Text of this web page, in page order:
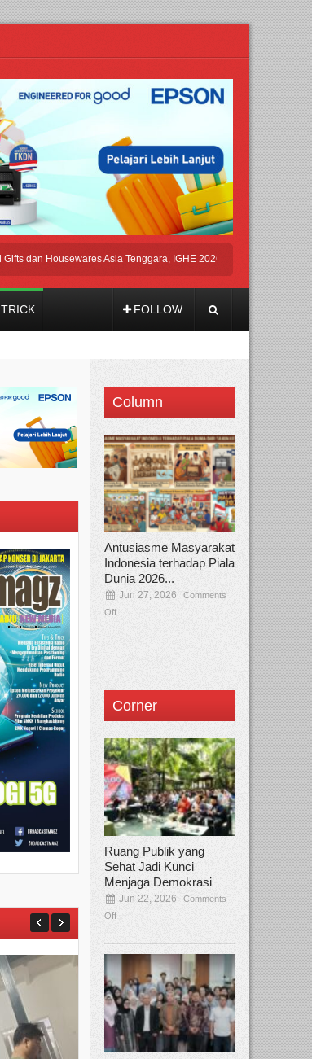
Housewares Asia Tenggara, IGHE 2026 Kembali Digelar di Jakarta
FOLLOW
Column
Antusiasme Masyarakat
Indonesia terhadap Piala
Dunia 2026...
Jun 27, 2026
Comments
Off
Corner
Ruang Publik yang
Sehat Jadi Kunci
Menjaga Demokrasi
Jun 22, 2026
Comments
Off